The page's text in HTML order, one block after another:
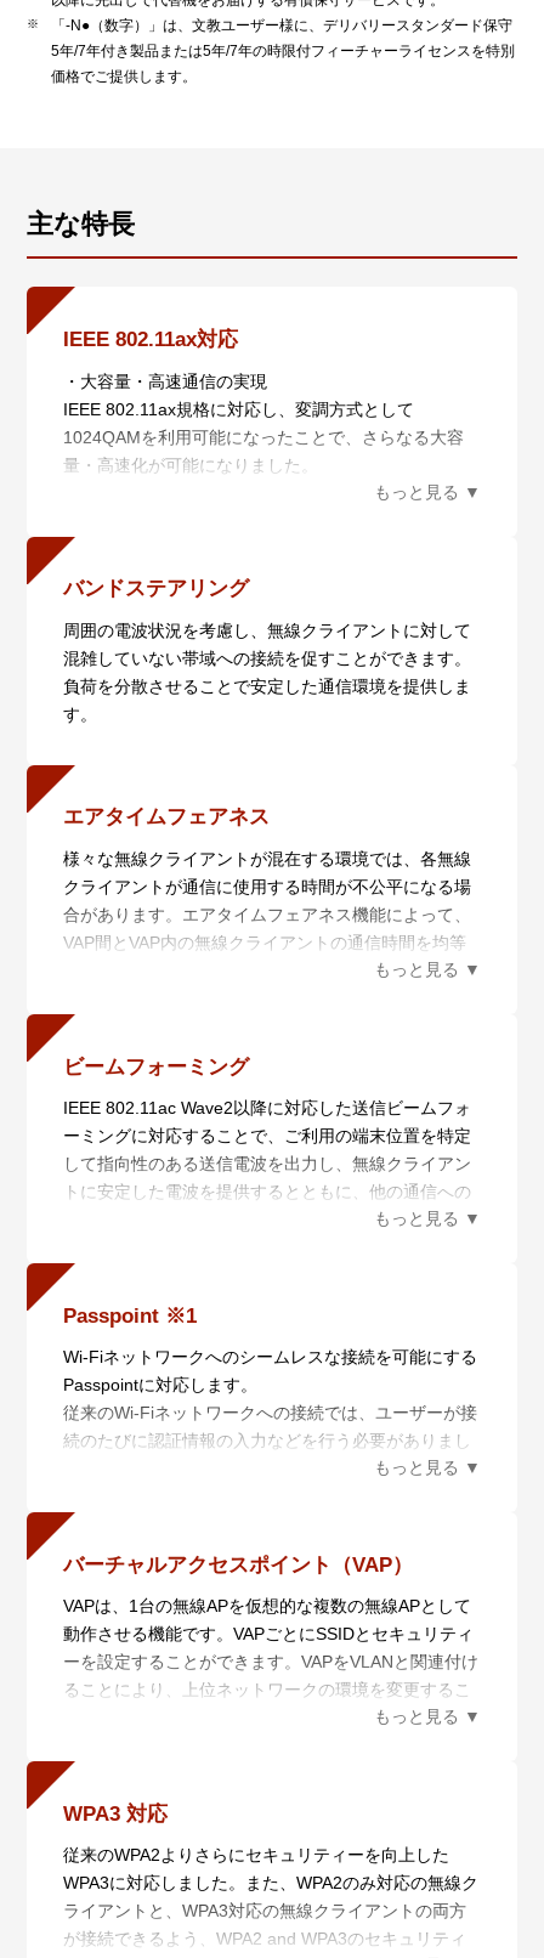
「-N●（数字）」は、文教ユーザー様に、デリバリースタンダード保守
5年/7年付き製品または5年/7年の時限付フィーチャーライセンスを特別
価格でご提供します。
主な特長
IEEE 802.11ax対応
・大容量・高速通信の実現
IEEE 802.11ax規格に対応し、変調方式として
1024QAMを利用可能になったことで、さらなる大容
量・高速化が可能になりました。
また、新たに6GHz帯の連続した帯域500MHzを使用可
高いスループットを実現します。
・低遅延の実現
MU-MIMOに対応したことで同時に複数のクライアン
トにデータの送信を行うことができるようになり、従
来規格と比べて低遅延での通信が可能になりました。
・無線クライアントの収容数増大
OFDMAに対応し、従来のOFDMと比べて機器の通信
れにより低遅延での通信が可能となります。
バンドステアリング
周囲の電波状況を考慮し、無線クライアントに対して
混雑していない帯域への接続を促すことができます。
負荷を分散させることで安定した通信環境を提供しま
す。
エアタイムフェアネス
様々な無線クライアントが混在する環境では、各無線
クライアントが通信に使用する時間が不公平になる場
合があります。エアタイムフェアネス機能によって、
VAP間とVAP内の無線クライアントの通信時間を均等
ビームフォーミング
IEEE 802.11ac Wave2以降に対応した送信ビームフォ
ーミングに対応することで、ご利用の端末位置を特定
して指向性のある送信電波を出力し、無線クライアン
トに安定した電波を提供するとともに、他の通信への
干渉を抑え、効率的な無線環境を提供します。
Passpoint ※1
Wi-Fiネットワークへのシームレスな接続を可能にする
Passpointに対応します。
従来のWi-Fiネットワークへの接続では、ユーザーが接
続のたびに認証情報の入力などを行う必要がありまし
たが、Passpointに対応する無線APと無線クライアン
インアップを行うといった煩雑な作業なしに自動での
サインアップやローミングを行うことができ、また、
セキュリティーレベルの高い柔軟なWi-Fiネットワーク
を提供することが可能です。
また、本製品はOpenRoamingTMにも対応します。
OpenRoaming は、国際的なWi-Fi 相互接続基盤で、
OpenRoamingに対応したWi-Fiネットワークでは、端
末にアプリケーションをインストールすることで、自
利用できるだけでなく、誤接続によるウイルス感染や
データ窃取などのセキュリティーリスクも回避可能で
場などでのOpenRoamingに対応したWi-Fiネットワー
クを提供することができます。
※1 Passpoint R1 相当をサポートしています。
バーチャルアクセスポイント（VAP）
VAPは、1台の無線APを仮想的な複数の無線APとして
動作させる機能です。VAPごとにSSIDとセキュリティ
ーを設定することができます。VAPをVLANと関連付け
ることにより、上位ネットワークの環境を変更するこ
となく、複数のセグメントに無線LAN環境を提供しま
内）のVAPを作成することができます。
WPA3 対応
従来のWPA2よりさらにセキュリティーを向上した
WPA3に対応しました。また、WPA2のみ対応の無線ク
ライアントと、WPA3対応の無線クライアントの両方
が接続できるよう、WPA2 and WPA3のセキュリティ